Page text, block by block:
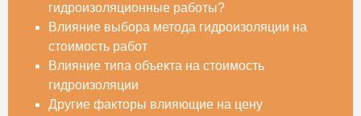
гидроизоляционные работы?
Влияние выбора метода гидроизоляции на
стоимость работ
Влияние типа объекта на стоимость
гидроизоляции
Другие факторы влияющие на цену